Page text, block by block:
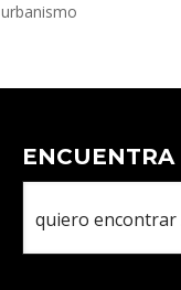
urbanismo
ENCUENTRA